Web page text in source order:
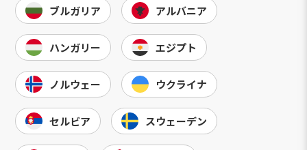
ブルガリア アルバニア
ハンガリー エジプト
ノルウェー ウクライナ
セルビア スウェーデン